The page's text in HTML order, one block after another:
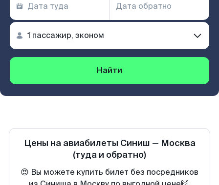
Найти
Цены на авиабилеты Синиш — Москва
(туда и обратно)
😍 Вы можете купить билет без посредников